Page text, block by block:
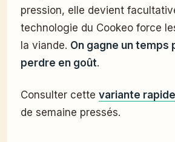
pression, elle devient
technologie du Cookeo force
la viande. On gagne un temps
perdre en goût.
Consulter cette variante rapide
de semaine pressés.